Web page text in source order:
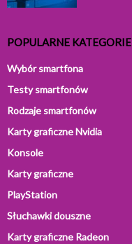
POPULARNE KATEGORIE
Wybór smartfona
Testy smartfonów
Rodzaje smartfonów
Karty graficzne Nvidia
Konsole
Karty graficzne
PlayStation
Słuchawki douszne
Karty graficzne Radeon